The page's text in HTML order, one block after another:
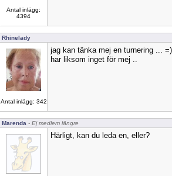
Antal inlägg:
4394
Rhinelady
Antal inlägg: 342
jag kan tänka mej en turnering ... =)
har liksom inget för mej ..
Marenda - Ej medlem längre
Härligt, kan du leda en, eller?